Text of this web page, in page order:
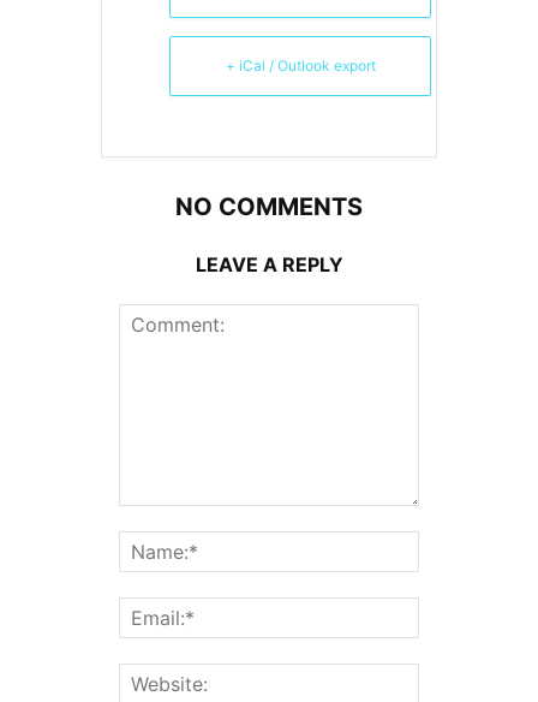
+ iCal / Outlook export
NO COMMENTS
LEAVE A REPLY